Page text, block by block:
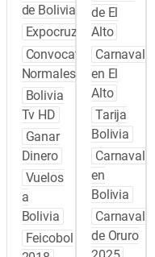
de Bolivia
Expocruz
Convocatoria
Normales
Bolivia
Tv HD
Ganar
Dinero
Vuelos
a
Bolivia
Feicobol
de El
Alto
Carnaval
en El
Alto
Tarija
Bolivia
Carnaval
en
Bolivia
Carnaval
de Oruro